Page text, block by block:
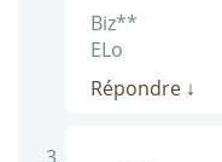
Biz**
ELo
Répondre ↓